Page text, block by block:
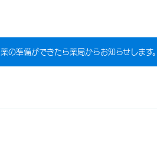
の準備ができたら薬局からお知らせします。